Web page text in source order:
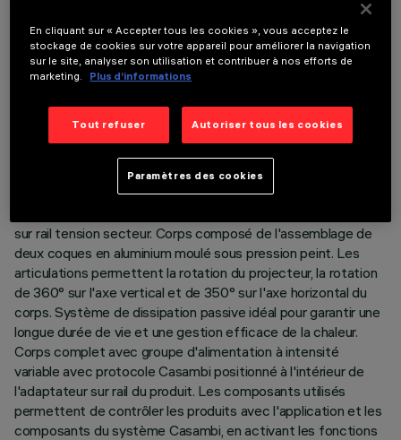
DONNÉES TECHNIQUES
sur rail tension secteur. Corps composé de l'assemblage de
deux coques en aluminium moulé sous pression peint. Les
articulations permettent la rotation du projecteur, la rotation
de 360° sur l'axe vertical et de 350° sur l'axe horizontal du
corps. Système de dissipation passive idéal pour garantir une
longue durée de vie et une gestion efficace de la chaleur.
Corps complet avec groupe d'alimentation à intensité
variable avec protocole Casambi positionné à l'intérieur de
l'adaptateur sur rail du produit. Les composants utilisés
permettent de contrôler les produits avec l'application et les
composants du système Casambi, en activant les fonctions
En cliquant sur « Accepter tous les cookies », vous acceptez le
stockage de cookies sur votre appareil pour améliorer la navigation
sur le site, analyser son utilisation et contribuer à nos efforts de
marketing.
Plus d’informations
Tout refuser Autoriser tous les cookies
Paramètres des cookies